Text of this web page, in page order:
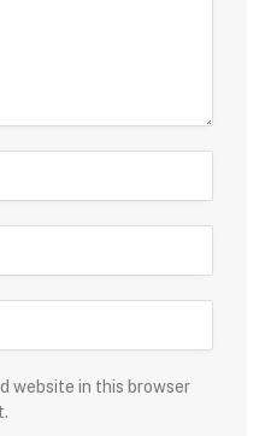
website in this browser